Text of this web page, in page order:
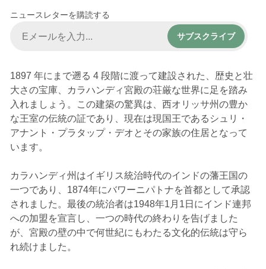
ニュースレターを購読する
サブスクライブ
1897 年にまで遡る 4 段階に渡って建設された、歴史と壮
大さの宝庫、カラハンディ宮殿の荘厳な世界に足を踏み
入れましょう。この建築の驚異は、西オリッサ州の豊か
な王室の伝統の証であり、現在は現国王であるシュリ・
アナント・プラタップ・デオとその家族の住居となって
います。
カラハンディ州はイギリス統治時代のインドの藩王国の
一つであり、1874年にバワーニパトナを首都として承認
されました。最後の統治者は1948年1月1日にインド連邦
への加盟を宣言し、一つの時代の終わりを告げました
が、宮殿の壁の中で何世紀にもわたる文化的伝統は守ら
れ続けました。